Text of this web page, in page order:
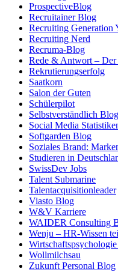
ProspectiveBlog
Recruitainer Blog
Recruiting Generation
Recruiting Nerd
Recruma-Blog
Rede & Antwort –
Rekrutierungserfolg
Saatkorn
Salon der Guten
Schülerpilot
Selbstverständlich Blog
Social Media
Softgarden Blog
Soziales Brand:
Studieren in
SwissDev Jobs
Talent Submarine
Talentacquisitionleader
Viasto Blog
W&V Karriere
WAIDER Consulting
Wenju – HR-Wissen
Wollmilchsau
Zukunft Personal Blog